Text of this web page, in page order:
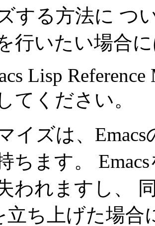
する方法に つ
行いたい場合
Lisp Reference
てください。
イズは、
ちます。
われますし、
立ち上げた場